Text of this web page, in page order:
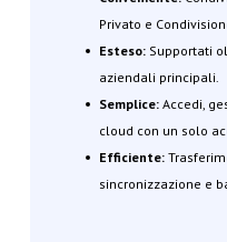
Privato e
Esteso:Supportati
aziendali principali.
Semplice:Accedi,
cloud con un solo
Efficiente:
sincronizzazione e